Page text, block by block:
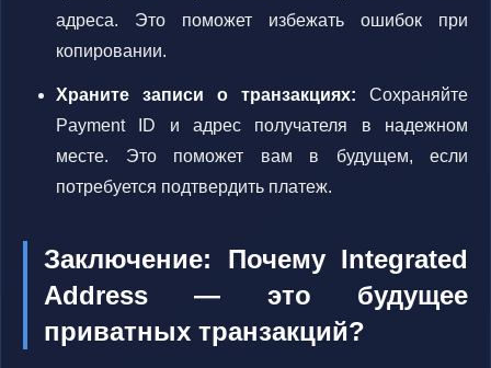
адреса. Это поможет избежать ошибок при
копировании.
Храните записи о транзакциях: Сохраняйте
Payment ID и адрес получателя в надежном
месте. Это поможет вам в будущем, если
потребуется подтвердить платеж.
Заключение: Почему Integrated
Address — это будущее
приватных транзакций?